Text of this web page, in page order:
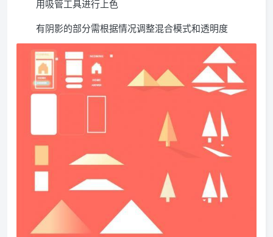
用吸管工具进行上色
有阴影的部分需根据情况调整混合模式和透明度